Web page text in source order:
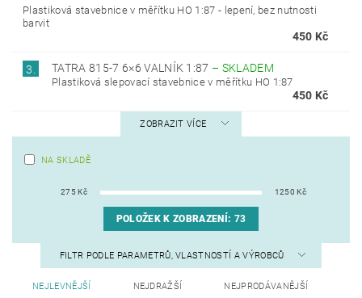
Plastiková stavebnice v měřítku HO 1:87 - lepení, bez nutnosti
barvit
450 Kč
3. TATRA 815-7 6×6 VALNÍK 1:87 – SKLADEM
Plastiková slepovací stavebnice v měřítku HO 1:87
450 Kč
ZOBRAZIT VÍCE
NA SKLADĚ
275Kč 1250 Kč
POLOŽEK K ZOBRAZENÍ: 73
FILTR PODLE PARAMETRŮ, VLASTNOSTÍ A VÝROBCŮ
NEJLEVNĚJŠÍ NEJDRAŽŠÍ NEJPRODÁVANĚJŠÍ